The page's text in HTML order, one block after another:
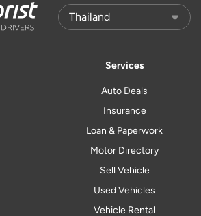
Services
Auto Deals
Insurance
Loan & Paperwork
Motor Directory
Sell Vehicle
Used Vehicles
Vehicle Rental